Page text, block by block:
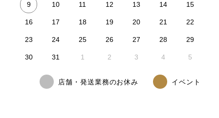
9 10 11 12 13 14 15
16 17 18 19 20 21 22
23 24 25 26 27 28 29
30 31 1 2 3 4 5
店舗・発送業務のお休み イベント